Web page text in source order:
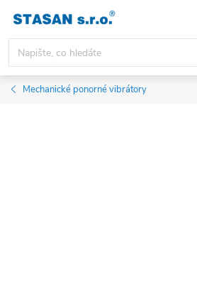
obsah
Mechanické ponorné vibrátory